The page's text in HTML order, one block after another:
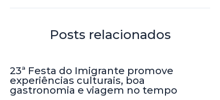
Posts relacionados
23ª Festa do Imigrante promove
experiências culturais, boa
gastronomia e viagem no tempo